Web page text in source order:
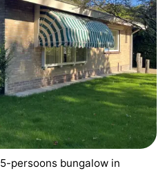
persoons bungalow in